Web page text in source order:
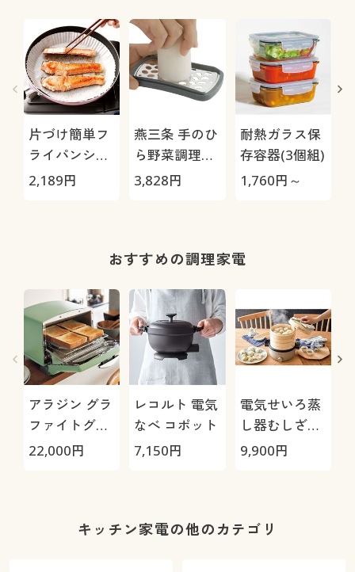
片づけ簡単フ
ライパンシー
ト100枚
2,189円
燕三条 手のひ
ら野菜調理器
セット
3,828円
耐熱ガラス保
存容器(3個組)
1,760円～
おすすめの調理家電
アラジン グラ
ファイトグリ
ル&トースタ
22,000円
レコルト 電気
なべ コポット
7,150円
電気せいろ蒸
し器むしざん
まい
9,900円
キッチン家電の他のカテゴリ